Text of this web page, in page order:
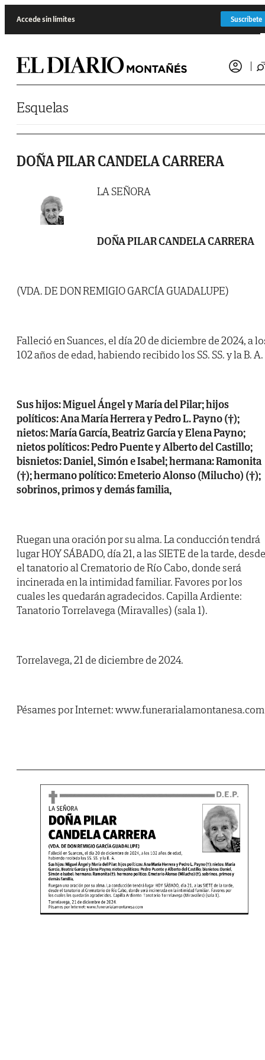
Accede sin límites Suscríbete
Esquelas
DOÑA PILAR CANDELA CARRERA
LA SEÑORA
DOÑA PILAR CANDELA CARRERA
(VDA. DE DON REMIGIO GARCÍA GUADALUPE)
Falleció en Suances, el día 20 de diciembre de 2024, a
102 años de edad, habiendo recibido los SS. SS. y la B. A.
Sus hijos: Miguel Ángel y María del Pilar; hijos
políticos: Ana María Herrera y Pedro L. Payno (†);
nietos: María García, Beatriz García y Elena Payno;
nietos políticos: Pedro Puente y Alberto del Castillo;
bisnietos: Daniel, Simón e Isabel; hermana: Ramonita
(†); hermano político: Emeterio Alonso (Milucho) (†);
sobrinos, primos y demás familia,
Ruegan una oración por su alma. La conducción tendrá
lugar HOY SÁBADO, día 21, a las SIETE de la tarde, desde
el tanatorio al Crematorio de Río Cabo, donde será
incinerada en la intimidad familiar. Favores por los
cuales les quedarán agradecidos. Capilla Ardiente:
Tanatorio Torrelavega (Miravalles) (sala 1).
Torrelavega, 21 de diciembre de 2024.
Pésames por Internet: www.funerarialamontanesa.com